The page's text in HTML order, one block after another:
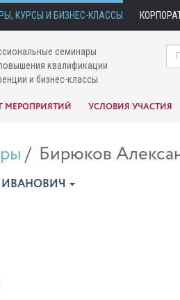
КУРСЫ И БИЗНЕС-КЛАССЫ
семинары
квалификации
и бизнес-классы
МЕРОПРИЯТИЙ УСЛОВИЯ УЧАСТИЯ
Бирюков